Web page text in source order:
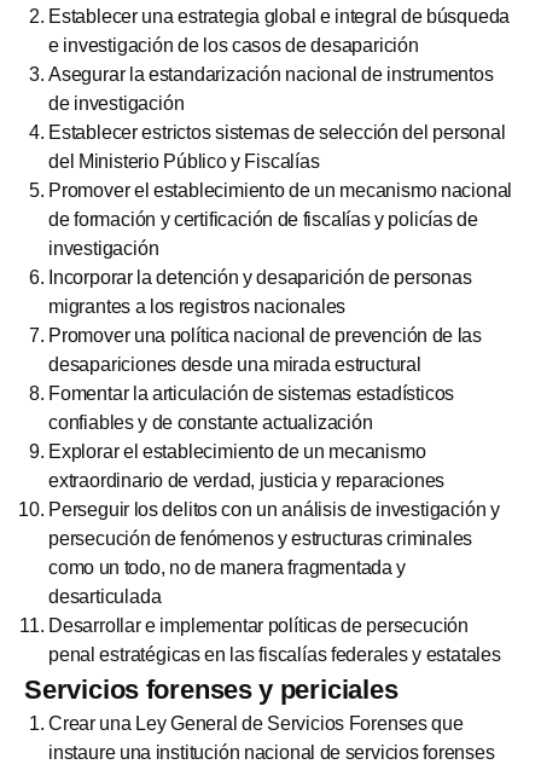
Establecer una estrategia global e integral de búsqueda
e investigación de los casos de desaparición
Asegurar la estandarización nacional de instrumentos
de investigación
Establecer estrictos sistemas de selección del personal
del Ministerio Público y Fiscalías
Promover el establecimiento de un mecanismo nacional
de formación y certificación de fiscalías y policías de
investigación
Incorporar la detención y desaparición de personas
migrantes a los registros nacionales
Promover una política nacional de prevención de las
desapariciones desde una mirada estructural
Fomentar la articulación de sistemas estadísticos
confiables y de constante actualización
Explorar el establecimiento de un mecanismo
extraordinario de verdad, justicia y reparaciones
Perseguir los delitos con un análisis de investigación y
persecución de fenómenos y estructuras criminales
como un todo, no de manera fragmentada y
desarticulada
Desarrollar e implementar políticas de persecución
penal estratégicas en las fiscalías federales y estatales
Servicios forenses y periciales
Crear una Ley General de Servicios Forenses que
instaure una institución nacional de servicios forenses